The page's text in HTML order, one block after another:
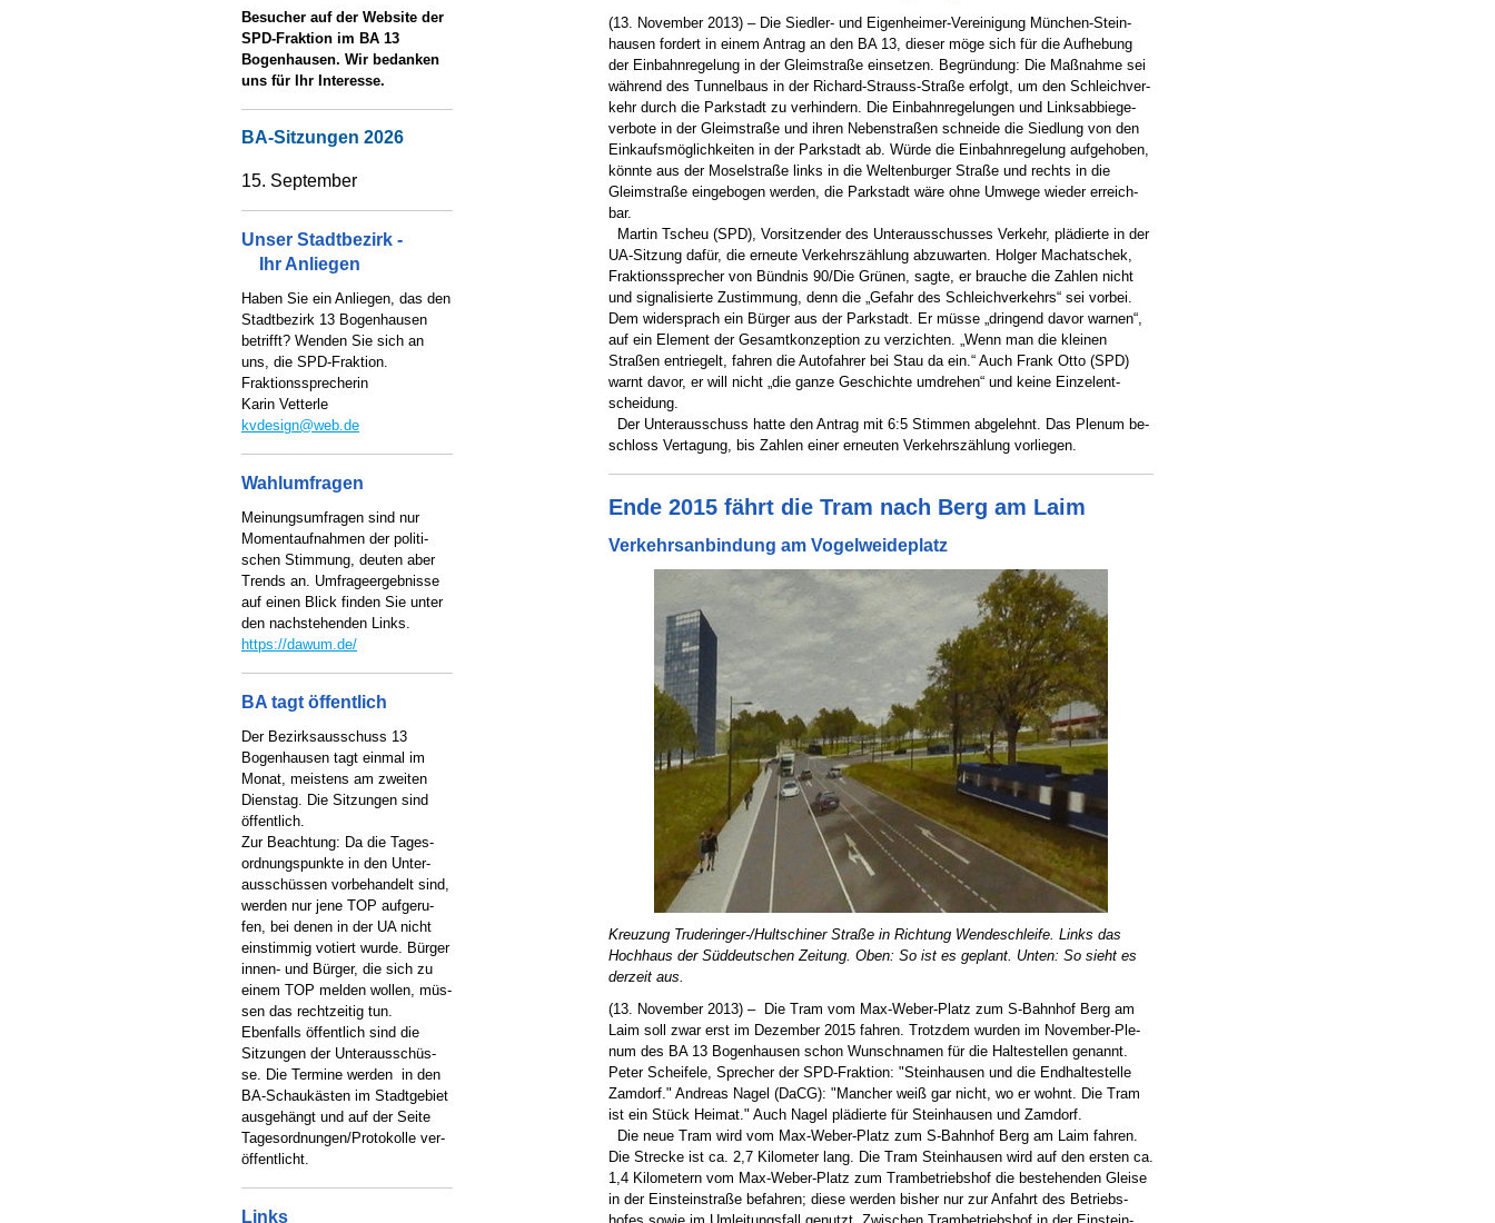
(13. November 2013) – Die Siedler- und Eigenheimer-Vereinigung München-Stein-
hausen fordert in einem Antrag an den BA 13, dieser möge sich für die Aufhebung
der Einbahnregelung in der Gleimstraße einsetzen. Begründung: Die Maßnahme sei
während des Tunnelbaus in der Richard-Strauss-Straße erfolgt, um den Schleichver-
kehr durch die Parkstadt zu verhindern. Die Einbahnregelungen und Linksabbiege-
verbote in der Gleimstraße und ihren Nebenstraßen schneide die Siedlung von den
Einkaufsmöglichkeiten in der Parkstadt ab. Würde die Einbahnregelung aufgehoben,
könnte aus der Moselstraße links in die Weltenburger Straße und rechts in die
Gleimstraße eingebogen werden, die Parkstadt wäre ohne Umwege wieder erreich-
bar.
Martin Tscheu (SPD), Vorsitzender des Unterausschusses Verkehr, plädierte in der
UA-Sitzung dafür, die erneute Verkehrszählung abzuwarten. Holger Machatschek,
Fraktionssprecher von Bündnis 90/Die Grünen, sagte, er brauche die Zahlen nicht
und signalisierte Zustimmung, denn die „Gefahr des Schleichverkehrs“ sei vorbei.
Dem widersprach ein Bürger aus der Parkstadt. Er müsse „dringend davor warnen“,
auf ein Element der Gesamtkonzeption zu verzichten. „Wenn man die kleinen
Straßen entriegelt, fahren die Autofahrer bei Stau da ein.“ Auch Frank Otto (SPD)
warnt davor, er will nicht „die ganze Geschichte umdrehen“ und keine Einzelent-
scheidung.
Der Unterausschuss hatte den Antrag mit 6:5 Stimmen abgelehnt. Das Plenum be-
schloss Vertagung, bis Zahlen einer erneuten Verkehrszählung vorliegen.
Ende 2015 fährt die Tram nach Berg am Laim
Verkehrsanbindung am Vogelweideplatz
Kreuzung Truderinger-/Hultschiner Straße in Richtung Wendeschleife. Links das
Hochhaus der Süddeutschen Zeitung. Oben: So ist es geplant. Unten: So sieht es
derzeit aus.
(13. November 2013) – Die Tram vom Max-Weber-Platz zum S-Bahnhof Berg am
Laim soll zwar erst im Dezember 2015 fahren. Trotzdem wurden im November-Ple-
num des BA 13 Bogenhausen schon Wunschnamen für die Haltestellen genannt.
Peter Scheifele, Sprecher der SPD-Fraktion: "Steinhausen und die Endhaltestelle
Zamdorf." Andreas Nagel (DaCG): "Mancher weiß gar nicht, wo er wohnt. Die Tram
ist ein Stück Heimat." Auch Nagel plädierte für Steinhausen und Zamdorf.
Die neue Tram wird vom Max-Weber-Platz zum S-Bahnhof Berg am Laim fahren.
Die Strecke ist ca. 2,7 Kilometer lang. Die Tram Steinhausen wird auf den ersten ca.
1,4 Kilometern vom Max-Weber-Platz zum Trambetriebshof die bestehenden Gleise
in der Einsteinstraße befahren; diese werden bisher nur zur Anfahrt des Betriebs-
Besucher auf der Website der
SPD-Fraktion im BA 13
Bogenhausen. Wir bedanken
uns für Ihr Interesse.
BA-Sitzungen 2026
15. September
Unser Stadtbezirk -
Ihr Anliegen
Haben Sie ein Anliegen, das den
Stadtbezirk 13 Bogenhausen
betrifft? Wenden Sie sich an
uns, die SPD-Fraktion.
Fraktionssprecherin
Karin Vetterle
kvdesign@web.de
Wahlumfragen
Meinungsumfragen sind nur
Momentaufnahmen der politi-
schen Stimmung, deuten aber
Trends an. Umfrageergebnisse
auf einen Blick finden Sie unter
den nachstehenden Links.
https://dawum.de/
BA tagt öffentlich
Der Bezirksausschuss 13
Bogenhausen tagt einmal im
Monat, meistens am zweiten
Dienstag. Die Sitzungen sind
öffentlich.
Zur Beachtung: Da die Tages-
ordnungspunkte in den Unter-
ausschüssen vorbehandelt sind,
werden nur jene TOP aufgeru-
fen, bei denen in der UA nicht
einstimmig votiert wurde. Bürger
innen- und Bürger, die sich zu
einem TOP melden wollen, müs-
sen das rechtzeitig tun.
Ebenfalls öffentlich sind die
Sitzungen der Unterausschüs-
se. Die Termine werden in den
BA-Schaukästen im Stadtgebiet
ausgehängt und auf der Seite
Tagesordnungen/Protokolle ver-
öffentlicht.
Links